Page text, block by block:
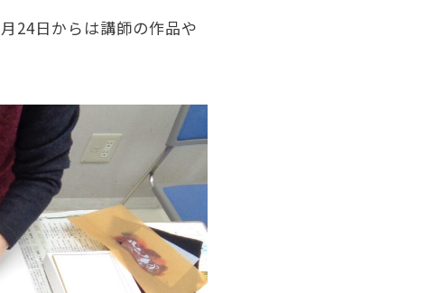
月 24日からは講師の作品や